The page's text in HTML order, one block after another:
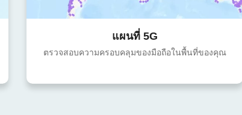
แผนที่ 5G
ตรวจสอบความครอบคลุมของมือถือในพื้นที่ของคุณ